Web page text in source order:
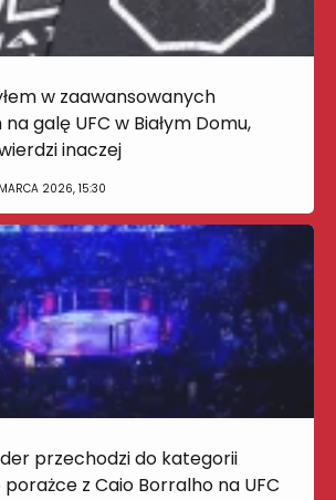
w zaawansowanych
galę UFC w Białym Domu,
inaczej
2026, 15:30
przechodzi do kategorii
porażce z Caio Borralho na UFC